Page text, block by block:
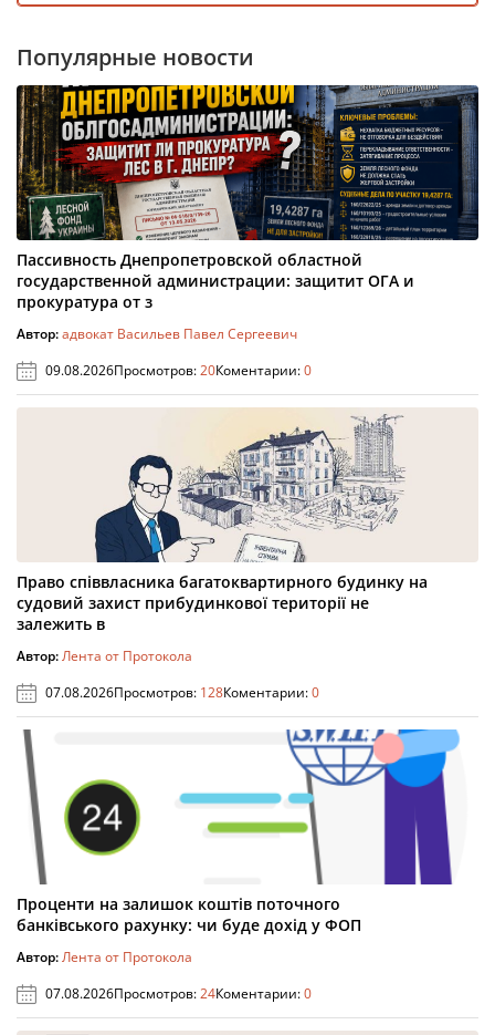
Популярные новости
Пассивность Днепропетровской областной
государственной администрации: защитит ОГА и
прокуратура от з
Автор:адвокат Васильев Павел Сергеевич
09.08.2026Просмотров:20Коментарии:0
Право співвласника багатоквартирного будинку на
судовий захист прибудинкової території не
залежить в
Автор:Лента от Протокола
07.08.2026Просмотров: 128Коментарии:0
Проценти на залишок коштів поточного
банківського рахунку: чи буде дохід у ФОП
Автор:Лента от Протокола
07.08.2026Просмотров:24Коментарии:0